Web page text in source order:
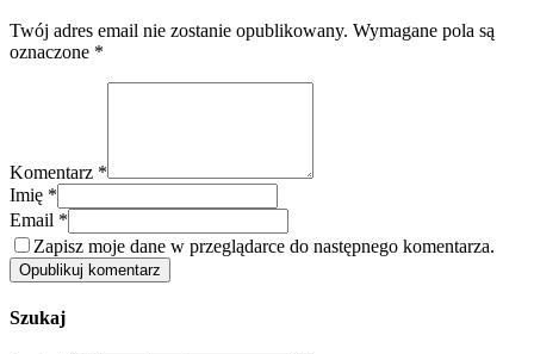
Twój adres email nie zostanie opublikowany. Wymagane pola są
oznaczone *
Komentarz *
Imię *
Email *
Zapisz moje dane w przeglądarce do następnego komentarza.
Opublikuj komentarz
Szukaj